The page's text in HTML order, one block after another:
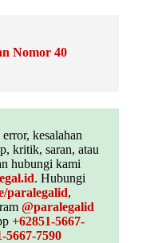
Nomor 40
kesalahan
kritik, saran, atau
hubungi kami
. Hubungi
paralegalid,
@paralegalid
+62851-5667-
5667-7590